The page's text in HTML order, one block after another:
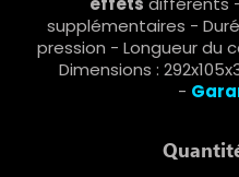
supplémentaires -
pression - Longueur du
Dimensions :
-